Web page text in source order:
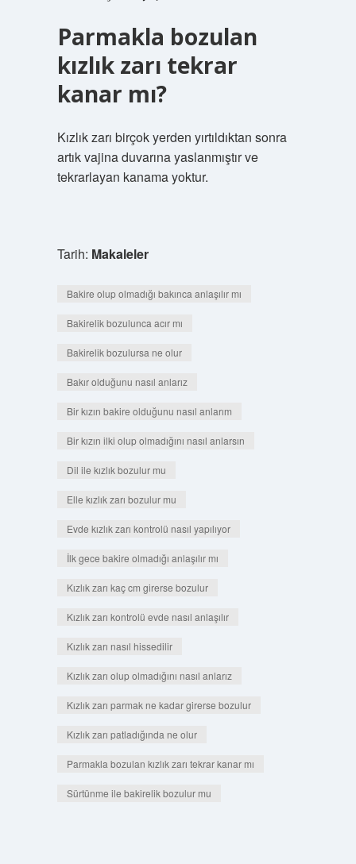
Parmakla bozulan
kızlık zarı tekrar
kanar mı?
Kızlık zarı birçok yerden yırtıldıktan sonra
artık vajina duvarına yaslanmıştır ve
tekrarlayan kanama yoktur.
Tarih: Makaleler
Bakire olup olmadığı bakınca anlaşılır mı
Bakirelik bozulunca acır mı
Bakirelik bozulursa ne olur
Bakır olduğunu nasıl anlarız
Bir kızın bakire olduğunu nasıl anlarım
Bir kızın ilki olup olmadığını nasıl anlarsın
Dil ile kızlık bozulur mu
Elle kızlık zarı bozulur mu
Evde kızlık zarı kontrolü nasıl yapılıyor
İlk gece bakire olmadığı anlaşılır mı
Kızlık zarı kaç cm girerse bozulur
Kızlık zarı kontrolü evde nasıl anlaşılır
Kızlık zarı nasıl hissedilir
Kızlık zarı olup olmadığını nasıl anlarız
Kızlık zarı parmak ne kadar girerse bozulur
Kızlık zarı patladığında ne olur
Parmakla bozulan kızlık zarı tekrar kanar mı
Sürtünme ile bakirelik bozulur mu